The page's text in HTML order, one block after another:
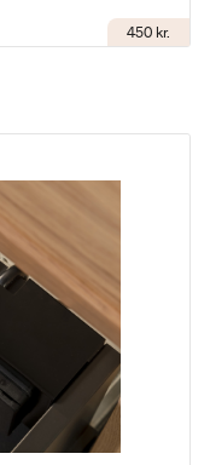
450 kr.